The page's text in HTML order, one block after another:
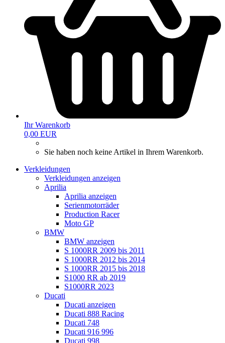
Ihr Warenkorb
0,00 EUR
Sie haben noch keine Artikel in Ihrem Warenkorb.
Verkleidungen
Verkleidungen anzeigen
Aprilia
Aprilia anzeigen
Serienmotorräder
Production Racer
Moto GP
BMW
BMW anzeigen
S 1000RR 2009 bis 2011
S 1000RR 2012 bis 2014
S 1000RR 2015 bis 2018
S1000 RR ab 2019
S1000RR 2023
Ducati
Ducati anzeigen
Ducati 888 Racing
Ducati 748
Ducati 916 996
Ducati 998